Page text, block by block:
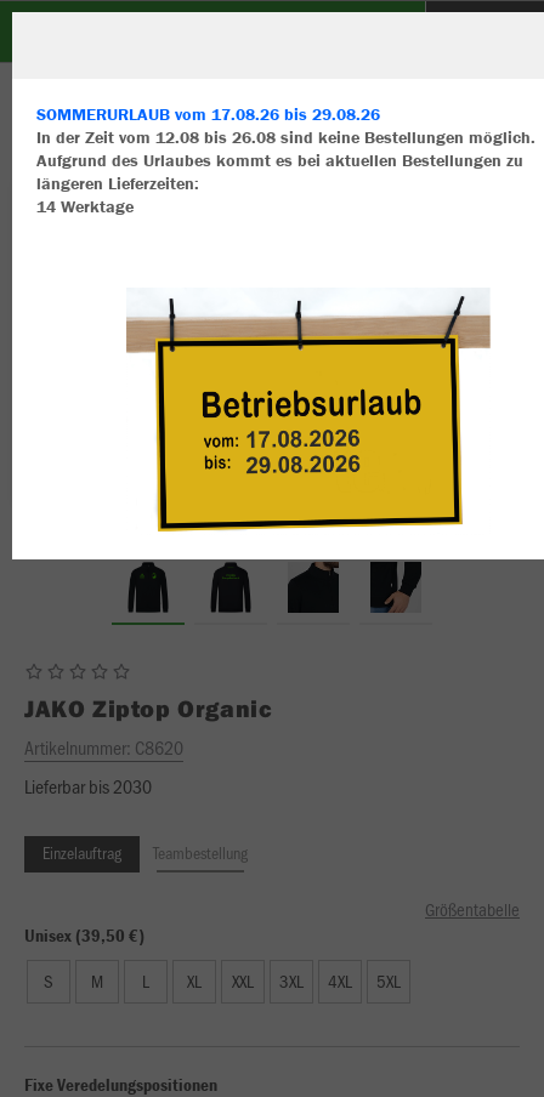
JAKO Ziptop Organic
Artikelnummer: C8620
Lieferbar bis 2030
Einzelauftrag Teambestellung
Größentabelle
Unisex (39,50 €)
S M L XL XXL 3XL 4XL 5XL
Fixe Veredelungspositionen
SOMMERURLAUB vom 17.08.26 bis 29.08.26
In der Zeit vom 12.08 bis 26.08 sind keine Bestellungen möglich.
Aufgrund des Urlaubes kommt es bei aktuellen Bestellungen zu
längeren Lieferzeiten:
14 Werktage
Wir verwenden Cookies
Alle akzeptieren
mehr Infos
Datenschutz
Impressum